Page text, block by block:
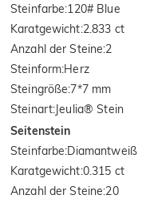
Steinfarbe:120# Blue
Karatgewicht:2.833 ct
Anzahl der Steine:2
Steinform:Herz
Steingröße:7*7 mm
Steinart:Jeulia® Stein
Seitenstein
Steinfarbe:Diamantweiß
Karatgewicht:0.315 ct
Anzahl der Steine:20